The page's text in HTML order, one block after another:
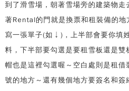
到了滑雪場，朝著雪場旁的建築物
著Rental的門就是換票和租裝備的
寫一張單子(如↓)，上半部會要你填
料，下半部要勾選是要租雪板還是
帽也是這裡勾選喔～空白處則是租
號的地方～還有幾個地方要簽名和簽